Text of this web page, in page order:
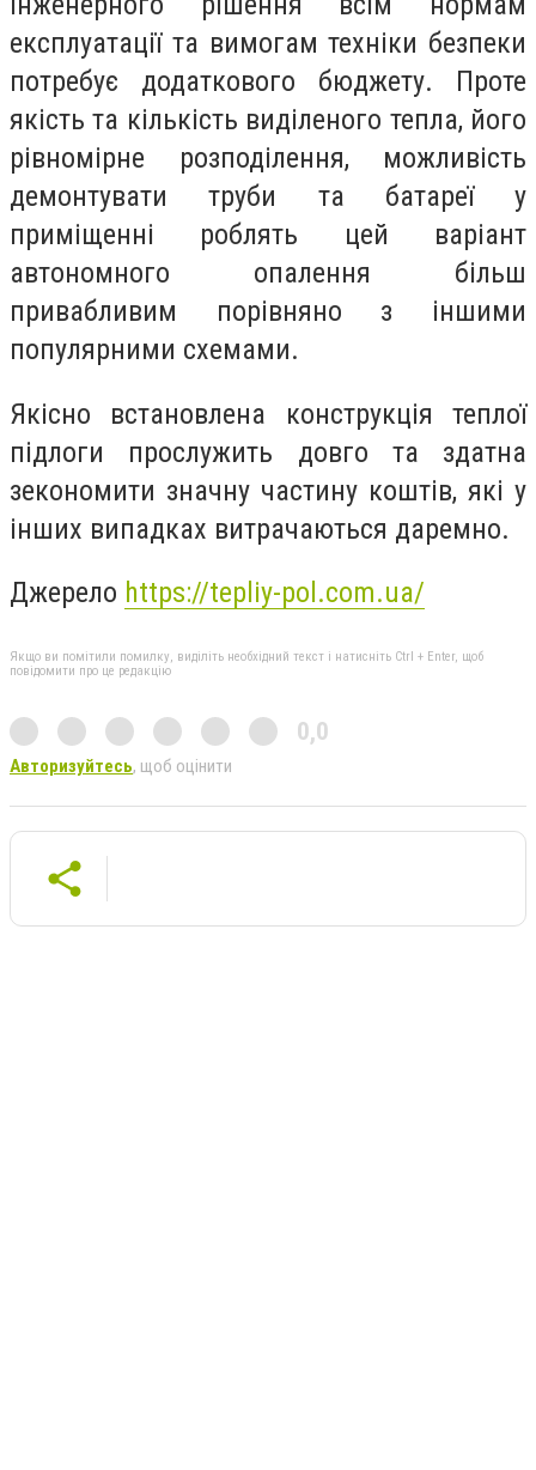
експлуатації та вимогам техніки безпеки
потребує додаткового бюджету. Проте
якість та кількість виділеного тепла, його
рівномірне розподілення, можливість
демонтувати труби та батареї у
приміщенні роблять цей варіант
автономного опалення більш
привабливим порівняно з іншими
популярними схемами.
Якісно встановлена конструкція теплої
підлоги прослужить довго та здатна
зекономити значну частину коштів, які у
інших випадках витрачаються даремно.
Джерело https://tepliy-pol.com.ua/
Якщо ви помітили помилку, виділіть необхідний текст і натисніть Ctrl + Enter, щоб
повідомити про це редакцію
0,0
Авторизуйтесь, щоб оцінити